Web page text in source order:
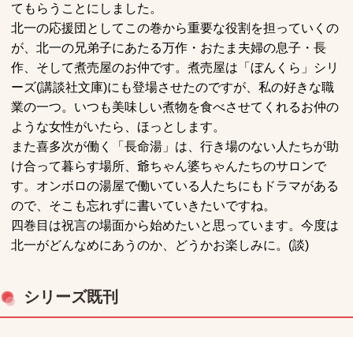
てもらうことにしました。
北一の応援団としてこの巻から重要な役割を担っていくの
が、北一の兄弟子にあたる万作・おたま夫婦の息子・長
作、そして煮売屋のお仲です。煮売屋は「ぼんくら」シリ
ーズ(講談社文庫)にも登場させたのですが、私の好きな職
業の一つ。いつも美味しい煮物を食べさせてくれるお仲の
ような女性がいたら、ほっとします。
また喜多次が働く「長命湯」は、行き場のない人たちが助
け合って暮らす場所、爺ちゃん婆ちゃんたちのサロンで
す。オンボロの湯屋で働いている人たちにもドラマがある
ので、そこも忘れずに書いていきたいですね。
四巻目は祝言の場面から始めたいと思っています。今度は
北一がどんなめにあうのか、どうかお楽しみに。(談)
シリーズ既刊